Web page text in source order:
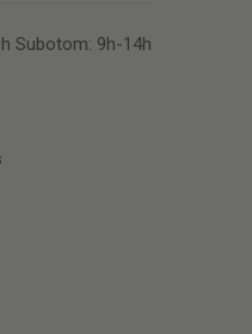
Subotom: 9h-14h